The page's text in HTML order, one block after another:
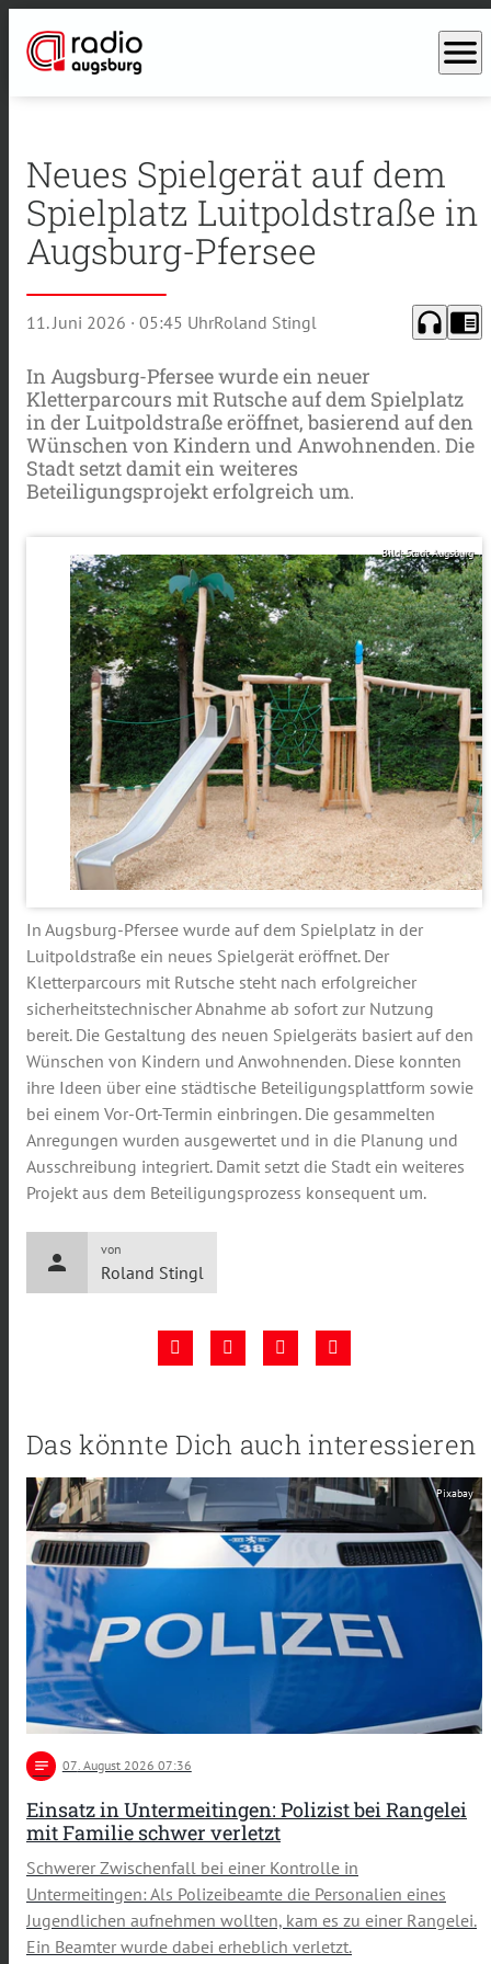
menu
Neues Spielgerät auf dem
Spielplatz Luitpoldstraße in
Augsburg-Pfersee
11. Juni 2026 · 05:45 UhrRoland Stingl headphones chrome_reader_mode
In Augsburg-Pfersee wurde ein neuer
Kletterparcours mit Rutsche auf dem Spielplatz
in der Luitpoldstraße eröffnet, basierend auf den
Wünschen von Kindern und Anwohnenden. Die
Stadt setzt damit ein weiteres
Beteiligungsprojekt erfolgreich um.
Bild: Stadt Augsburg
In Augsburg-Pfersee wurde auf dem Spielplatz in der
Luitpoldstraße ein neues Spielgerät eröffnet. Der
Kletterparcours mit Rutsche steht nach erfolgreicher
sicherheitstechnischer Abnahme ab sofort zur Nutzung
bereit. Die Gestaltung des neuen Spielgeräts basiert auf den
Wünschen von Kindern und Anwohnenden. Diese konnten
ihre Ideen über eine städtische Beteiligungsplattform sowie
bei einem Vor-Ort-Termin einbringen. Die gesammelten
Anregungen wurden ausgewertet und in die Planung und
Ausschreibung integriert. Damit setzt die Stadt ein weiteres
Projekt aus dem Beteiligungsprozess konsequent um.
person
von
Roland Stingl
Das könnte Dich auch interessieren
Pixabay
notes 07. August 2026 07:36
Einsatz in Untermeitingen: Polizist bei Rangelei
mit Familie schwer verletzt
Schwerer Zwischenfall bei einer Kontrolle in
Untermeitingen: Als Polizeibeamte die Personalien eines
Jugendlichen aufnehmen wollten, kam es zu einer Rangelei.
Ein Beamter wurde dabei erheblich verletzt.